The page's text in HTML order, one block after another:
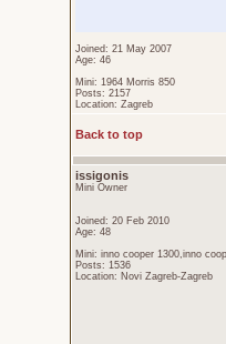
Joined: 21 May 2007
Age: 46
Mini: 1964 Morris 850
Posts: 2157
Location: Zagreb
Back to top
issigonis
Mini Owner
Joined: 20 Feb 2010
Age: 48
Mini: inno cooper 1300,inno
Posts: 1536
Location: Novi Zagreb-Zagreb